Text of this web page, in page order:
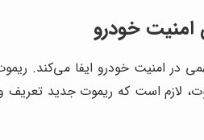
خودرو
در امنیت خودرو ایفا
لازم است که ریموت جدید